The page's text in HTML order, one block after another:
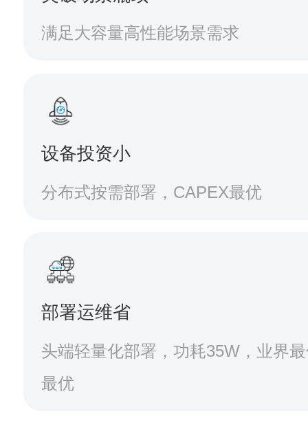
满足大容量高性能场景需求
设备投资小
分布式按需部署，CAPEX最优
部署运维省
头端轻量化部署，功耗35W，业界
最优